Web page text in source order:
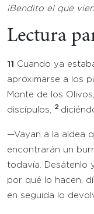
¡Bendito el que
Lectura
11 Cuando ya
aproximarse a los
Monte de los
discípulos,
2
—Vayan a la aldea
encontrarán un
todavía. Desátenlo
por qué lo hacen,
en seguida lo